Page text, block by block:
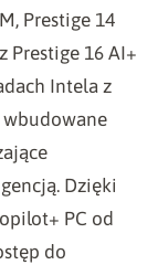
Prestige 14
Prestige 16 AI+
Intela z
wbudowane
Dzięki
PC od
do